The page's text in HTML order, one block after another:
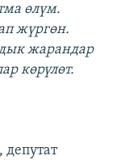
өлүм.
жүргөн.
жарандар
көрүлөт.